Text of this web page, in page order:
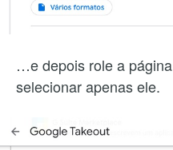
…e depois role a
selecionar apenas ele.